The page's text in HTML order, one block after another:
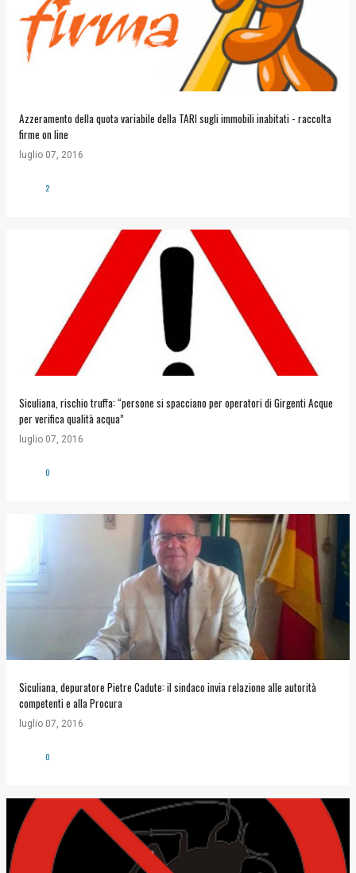
Azzeramento della quota variabile della TARI sugli immobili inabitati - raccolta
firme on line
luglio 07, 2016
2
Siculiana, rischio truffa: “persone si spacciano per operatori di Girgenti Acque
per verifica qualità acqua”
luglio 07, 2016
0
Siculiana, depuratore Pietre Cadute: il sindaco invia relazione alle autorità
competenti e alla Procura
luglio 07, 2016
0